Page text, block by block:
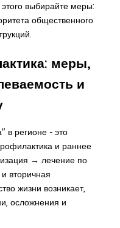
выбирайте меры:
общественного
меры,
и
в регионе - это
и раннее
→ лечение по
вторичная
жизни возникает,
осложнения и